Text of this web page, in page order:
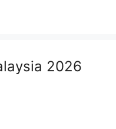
2026